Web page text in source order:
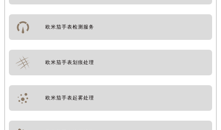
欧米茄手表检测服务
欧米茄手表划痕处理
欧米茄手表起雾处理